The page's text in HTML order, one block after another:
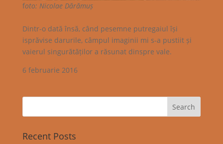
foto: Nicolae Dărămuș
Dintr-o dată însă, când pesemne putregaiul își
isprăvise darurile, câmpul imaginii mi s-a pustiit și
vaierul singurătăților a răsunat dinspre vale.
6 februarie 2016
Recent Posts